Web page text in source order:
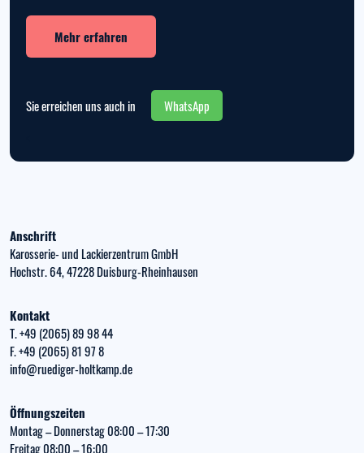
Mehr erfahren
Sie erreichen uns auch in
WhatsApp
Anschrift
Karosserie- und Lackierzentrum GmbH
Hochstr. 64, 47228 Duisburg-Rheinhausen
Kontakt
T.+49 (2065) 89 98 44
F. +49 (2065) 81 97 8
info@ruediger-holtkamp.de
Öffnungszeiten
Montag – Donnerstag 08:00 – 17:30
Freitag 08:00 – 16:00